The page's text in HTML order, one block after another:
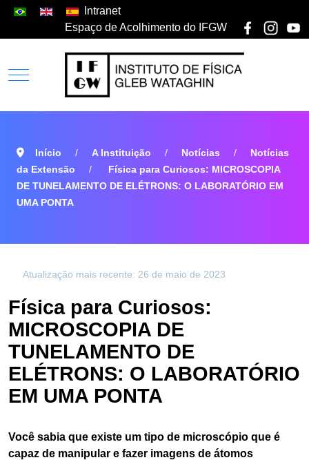
Intranet
Espaço de Acolhimento do IFGW
Início A Instituição Notícias
Notícias
da Extensão
Física para Curiosos: MICROSCOPIA
DE TUNELAMENTO DE ELÉTRONS: O LABORATÓRIO EM
UMA PONTA
Atualização mais recente: 26 de maio de 2023
Física para Curiosos:
MICROSCOPIA DE
TUNELAMENTO DE
ELÉTRONS: O LABORATÓRIO
EM UMA PONTA
Você sabia que existe um tipo de microscópio que é
capaz de manipular e fazer imagens de átomos